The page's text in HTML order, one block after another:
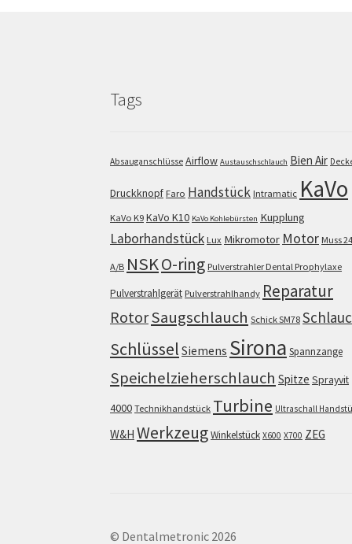
Tags
Absauganschlüsse Airflow Austauschschlauch Bien Air
Druckknopf Faro Handstück Intramatic KaVo
KaVo K9 KaVo K10 KaVo Kohlebürsten Kupplung
Laborhandstück Lux Mikromotor Motor Muss
A/B NSKO-ring Pulverstrahler Dental Prophylaxe
Pulverstrahlgerät Pulverstrahlhandy Reparatur
RotorSaugschlauch Schick SM78
Schlüssel Siemens Sirona Spannzange
Speichelzieherschlauch Spitze Sprayvit
4000 Technikhandstück Turbine Ultraschall
W&H WerkzeugWinkelstück X600 X700 ZEG
© Dentalmetronic 2026